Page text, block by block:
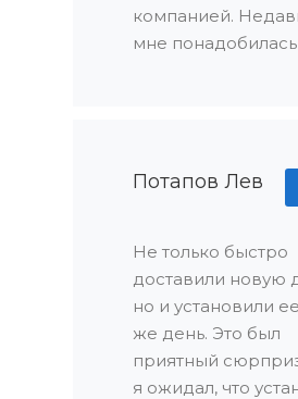
компанией.
мне
огромным
всегда
наличии. Я нашел
идеальную дверь
своего дома без
либо проблем.
Потапов Лев
Не только быстро
доставили новую
но и установили
же день. Это был
приятный
я ожидал, что